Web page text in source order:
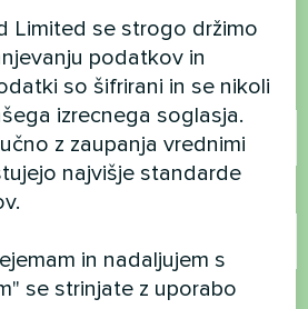
in pomagali vam bomo
Limited se strogo držimo
podatkov in
so šifrirani in se nikoli
izrecnega soglasja.
z zaupanja vrednimi
najvišje standarde
in nadaljujem s
se strinjate z uporabo